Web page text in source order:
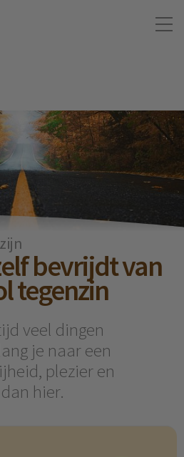
bevrijdt van
tegenzin
veel dingen
je naar een
plezier en
hier.